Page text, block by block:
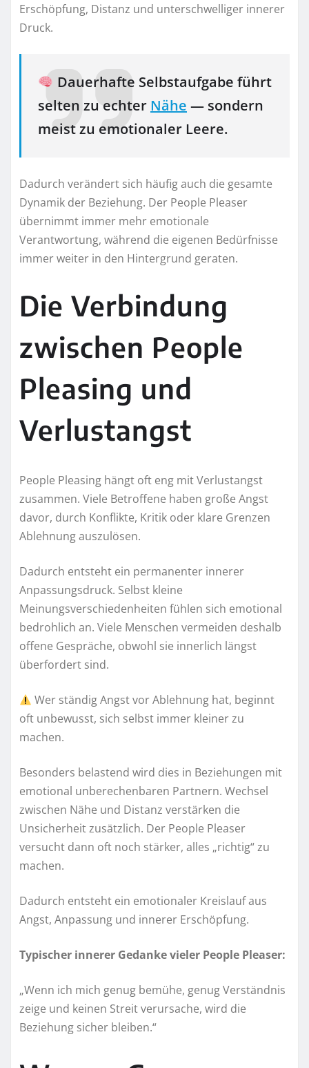
Erschöpfung, Distanz und unterschwelliger innerer
Druck.
Dauerhafte Selbstaufgabe führt
selten zu echter Nähe — sondern
meist zu emotionaler Leere.
Dadurch verändert sich häufig auch die gesamte
Dynamik der Beziehung. Der People Pleaser
übernimmt immer mehr emotionale
Verantwortung, während die eigenen Bedürfnisse
immer weiter in den Hintergrund geraten.
Die Verbindung
zwischen People
Pleasing und
Verlustangst
People Pleasing hängt oft eng mit Verlustangst
zusammen. Viele Betroffene haben große Angst
davor, durch Konflikte, Kritik oder klare Grenzen
Ablehnung auszulösen.
Dadurch entsteht ein permanenter innerer
Anpassungsdruck. Selbst kleine
Meinungsverschiedenheiten fühlen sich emotional
bedrohlich an. Viele Menschen vermeiden deshalb
offene Gespräche, obwohl sie innerlich längst
überfordert sind.
Wer ständig Angst vor Ablehnung hat, beginnt
oft unbewusst, sich selbst immer kleiner zu
machen.
Besonders belastend wird dies in Beziehungen mit
emotional unberechenbaren Partnern. Wechsel
zwischen Nähe und Distanz verstärken die
Unsicherheit zusätzlich. Der People Pleaser
versucht dann oft noch stärker, alles „richtig“ zu
machen.
Dadurch entsteht ein emotionaler Kreislauf aus
Angst, Anpassung und innerer Erschöpfung.
Typischer innerer Gedanke vieler People Pleaser:
„Wenn ich mich genug bemühe, genug Verständnis
zeige und keinen Streit verursache, wird die
Beziehung sicher bleiben.“